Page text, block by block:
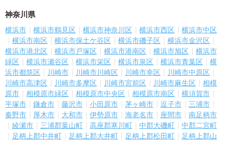
神奈川県
横浜市 横浜市鶴見区 横浜市神奈川区 横浜市西区
横浜市中区
横浜市南区
横浜市保土ケ谷区 横浜市磯子区
横浜市金沢区
横浜市港北区
横浜市戸塚区 横浜市港南区 横浜市旭区
横浜市
緑区
横浜市瀬谷区 横浜市栄区 横浜市泉区 横浜市青葉区
横
浜市都筑区
川崎市 川崎市川崎区 川崎市幸区
川崎市中原区
川崎市高津区
川崎市多摩区 川崎市宮前区 川崎市麻生区
相模
原市
相模原市緑区 相模原市中央区 相模原市南区
横須賀市
平塚市
鎌倉市 藤沢市 小田原市 茅ヶ崎市 逗子市
三浦市
秦野市
厚木市 大和市 伊勢原市 海老名市 座間市
南足柄市
綾瀬市
三浦郡葉山町 高座郡寒川町 中郡大磯町
中郡二宮町
足柄上郡中井町
足柄上郡大井町 足柄上郡松田町
足柄上郡山